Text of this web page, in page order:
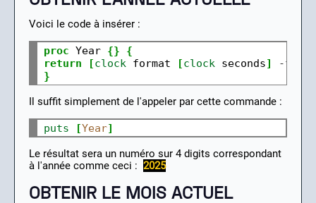
Voici le code à insérer :
proc Year {}
{
return
[clock format [clock seconds] -
}
Il suffit simplement de l'appeler par cette commande :
puts [Year]
Le résultat sera un numéro sur 4 digits correspondant
à l'année comme ceci : 2025
OBTENIR LE MOIS ACTUEL